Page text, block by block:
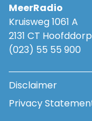
MeerRadio
Kruisweg 1061 A
2131 CT Hoofddorp
(023) 55 55 900
Disclaimer
Privacy